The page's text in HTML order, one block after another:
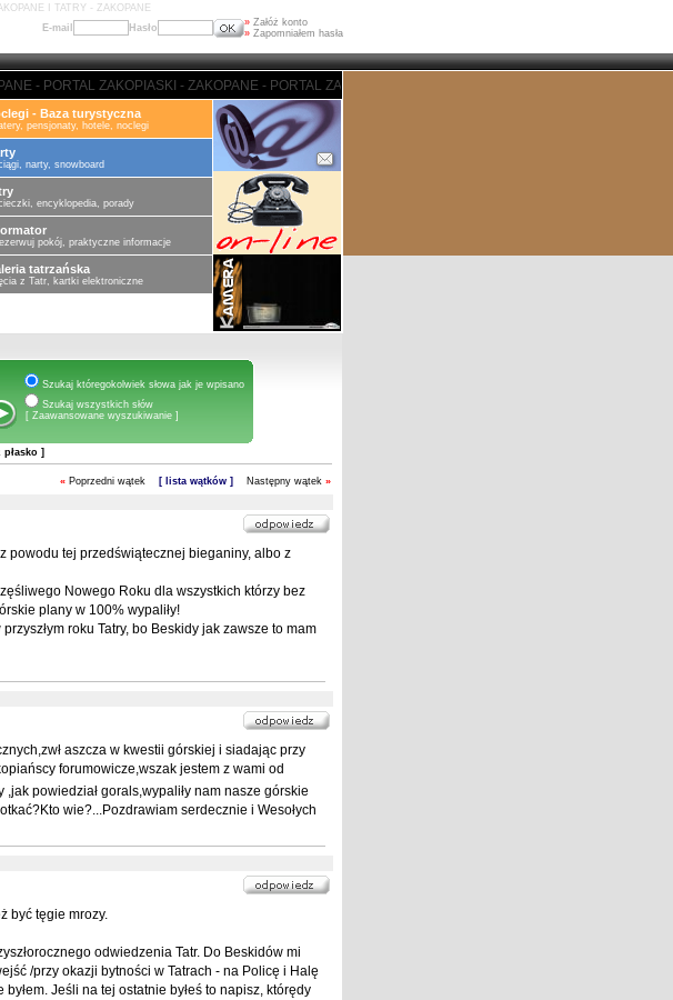
I TATRY - ZAKOPANE
E-mail
Hasło » Załóż konto
» Zapomniałem hasła
ZAKOPIASKI - ZAKOPANE - PORTAL ZAKOPIASKI - ZAKOPANE - PORTAL ZAKOPIASKI - ZAKOPANE
- Baza turystyczna
pensjonaty, hotele, noclegi
narty, snowboard
encyklopedia, porady
pokój, praktyczne informacje
tatrzańska
z Tatr, kartki elektroniczne
Szukaj któregokolwiek słowa jak je wpisano
Szukaj wszystkich słów
[ Zaawansowane wyszukiwanie ]
płasko ]
« Poprzedni wątek [ lista wątków ] Następny wątek »
powodu tej przedświątecznej bieganiny, albo z
Nowego Roku dla wszystkich którzy bez
plany w 100% wypaliły!
roku Tatry, bo Beskidy jak zawsze to mam
aszcza w kwestii górskiej i siadając przy
forumowicze,wszak jestem z wami od
,jak powiedział gorals,wypaliły nam nasze górskie
wie?...Pozdrawiam serdecznie i Wesołych
być tęgie mrozy.
odwiedzenia Tatr. Do Beskidów mi
/przy okazji bytności w Tatrach - na Policę i Halę
Jeśli na tej ostatnie byłeś to napisz, którędy